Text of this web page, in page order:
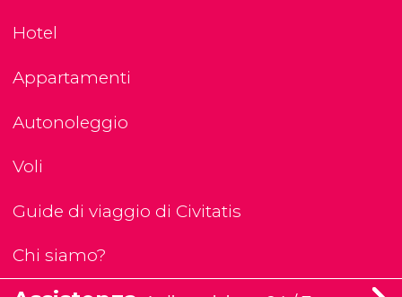
Hotel
Appartamenti
Autonoleggio
Voli
Guide di viaggio di Civitatis
Chi siamo?